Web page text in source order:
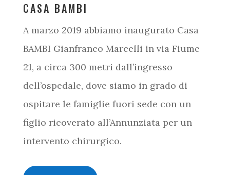
CASA BAMBI
A marzo 2019 abbiamo inaugurato Casa
BAMBI Gianfranco Marcelli in via Fiume
21, a circa 300 metri dall’ingresso
dell’ospedale, dove siamo in grado di
ospitare le famiglie fuori sede con un
figlio ricoverato all’Annunziata per un
intervento chirurgico.